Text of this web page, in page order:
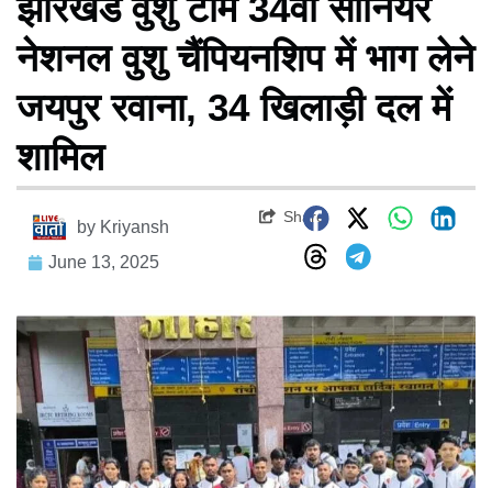
नेशनल वुशु चैंपियनशिप में भाग लेने
जयपुर रवाना, 34 खिलाड़ी दल में
शामिल
by Kriyansh
June 13, 2025
Share